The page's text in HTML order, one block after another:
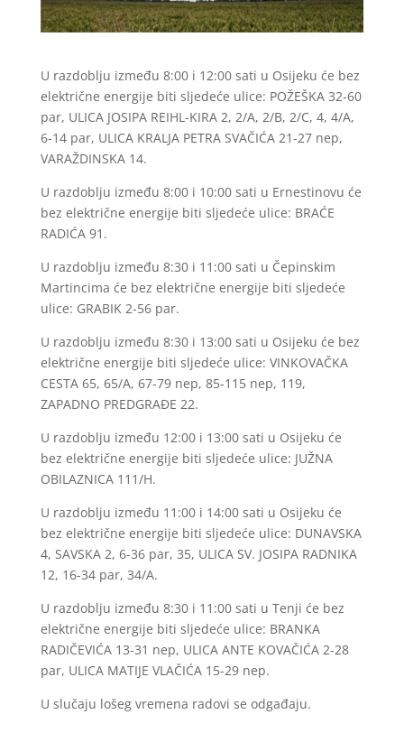
U razdoblju između 8:00 i 12:00 sati u Osijeku će bez
električne energije biti sljedeće ulice: POŽEŠKA 32-60
par, ULICA JOSIPA REIHL-KIRA 2, 2/A, 2/B, 2/C, 4, 4/A,
6-14 par, ULICA KRALJA PETRA SVAČIĆA 21-27 nep,
VARAŽDINSKA 14.
U razdoblju između 8:00 i 10:00 sati u Ernestinovu će
bez električne energije biti sljedeće ulice: BRAĆE
RADIĆA 91.
U razdoblju između 8:30 i 11:00 sati u Čepinskim
Martincima će bez električne energije biti sljedeće
ulice: GRABIK 2-56 par.
U razdoblju između 8:30 i 13:00 sati u Osijeku će bez
električne energije biti sljedeće ulice: VINKOVAČKA
CESTA 65, 65/A, 67-79 nep, 85-115 nep, 119,
ZAPADNO PREDGRAĐE 22.
U razdoblju između 12:00 i 13:00 sati u Osijeku će
bez električne energije biti sljedeće ulice: JUŽNA
OBILAZNICA 111/H.
U razdoblju između 11:00 i 14:00 sati u Osijeku će
bez električne energije biti sljedeće ulice: DUNAVSKA
4, SAVSKA 2, 6-36 par, 35, ULICA SV. JOSIPA RADNIKA
12, 16-34 par, 34/A.
U razdoblju između 8:30 i 11:00 sati u Tenji će bez
električne energije biti sljedeće ulice: BRANKA
RADIČEVIĆA 13-31 nep, ULICA ANTE KOVAČIĆA 2-28
par, ULICA MATIJE VLAČIĆA 15-29 nep.
U slučaju lošeg vremena radovi se odgađaju.